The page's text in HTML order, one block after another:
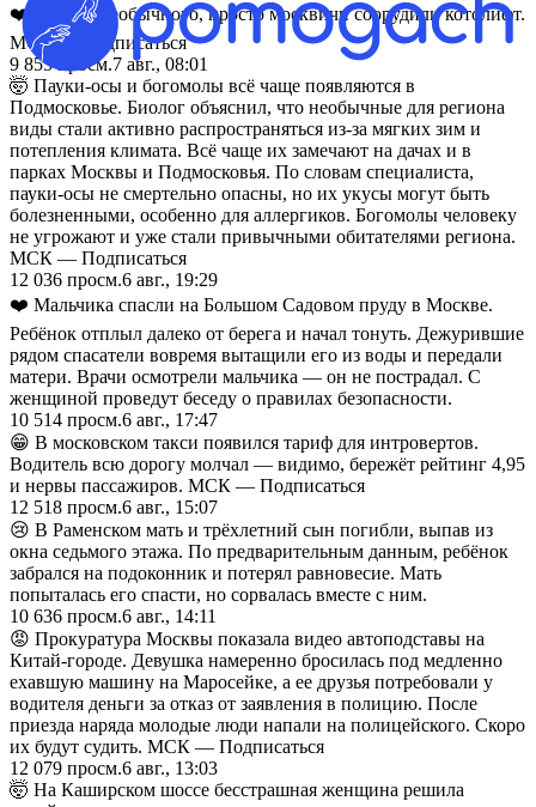
❤️ Ничего необычного, просто москвичи соорудили котолифт.
МСК — Подписаться
9 855просм.7 авг., 08:01
🤯 Пауки-осы и богомолы всё чаще появляются в
Подмосковье. Биолог объяснил, что необычные для региона
виды стали активно распространяться из-за мягких зим и
потепления климата. Всё чаще их замечают на дачах и в
парках Москвы и Подмосковья. По словам специалиста,
пауки-осы не смертельно опасны, но их укусы могут быть
болезненными, особенно для аллергиков. Богомолы человеку
не угрожают и уже стали привычными обитателями региона.
МСК — Подписаться
12 036 просм.6 авг., 19:29
❤️ Мальчика спасли на Большом Садовом пруду в Москве.
Ребёнок отплыл далеко от берега и начал тонуть. Дежурившие
рядом спасатели вовремя вытащили его из воды и передали
матери. Врачи осмотрели мальчика — он не пострадал. С
женщиной проведут беседу о правилах безопасности.
10 514 просм.6 авг., 17:47
😁 В московском такси появился тариф для интровертов.
Водитель всю дорогу молчал — видимо, бережёт рейтинг 4,95
и нервы пассажиров. МСК — Подписаться
12 518 просм.6 авг., 15:07
😢 В Раменском мать и трёхлетний сын погибли, выпав из
окна седьмого этажа. По предварительным данным, ребёнок
забрался на подоконник и потерял равновесие. Мать
попыталась его спасти, но сорвалась вместе с ним.
10 636 просм.6 авг., 14:11
😡 Прокуратура Москвы показала видео автоподставы на
Китай-городе. Девушка намеренно бросилась под медленно
ехавшую машину на Маросейке, а ее друзья потребовали у
водителя деньги за отказ от заявления в полицию. После
приезда наряда молодые люди напали на полицейского. Скоро
их будут судить. МСК — Подписаться
12 079 просм.6 авг., 13:03
🤯 На Каширском шоссе бесстрашная женщина решила